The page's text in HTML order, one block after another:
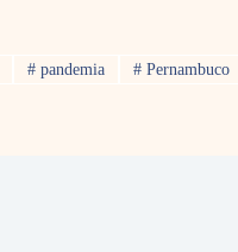
# pandemia # Pernambuco